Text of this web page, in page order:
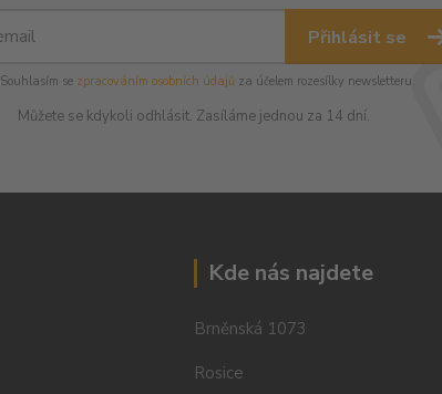
Přihlásit se
Souhlasím se zpracováním osobních údajůza účelem rozesílky newsletteru.
Můžete se kdykoli odhlásit. Zasíláme jednou za 14 dní.
Kde nás najdete
Brněnská 1073
Rosice